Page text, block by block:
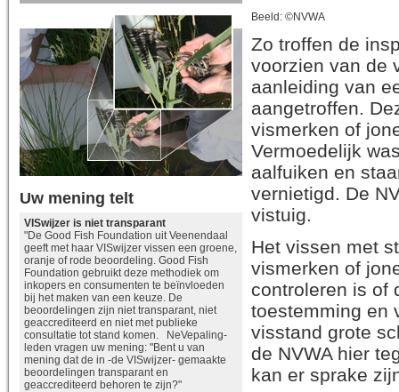
Uw mening telt
VISwijzer is niet transparant
"De Good Fish Foundation uit Veenendaal
geeft met haar VISwijzer vissen een groene,
oranje of rode beoordeling. Good Fish
Foundation gebruikt deze methodiek om
inkopers en consumenten te beïnvloeden
bij het maken van een keuze. De
beoordelingen zijn niet transparant, niet
geaccrediteerd en niet met publieke
consultatie tot stand komen. NeVepaling-
leden vragen uw mening: "Bent u van
mening dat de in -de VISwijzer- gemaakte
beoordelingen transparant en
geaccrediteerd behoren te zijn?"
Beeld: ©NVWA
Zo troffen de
voorzien van de
aanleiding van
aangetroffen.
vismerken of
Vermoedelijk
aalfuiken en
vernietigd. De
vistuig.
Het vissen met
vismerken of
controleren is of
toestemming en
visstand grote
de NVWA hier
kan er sprake